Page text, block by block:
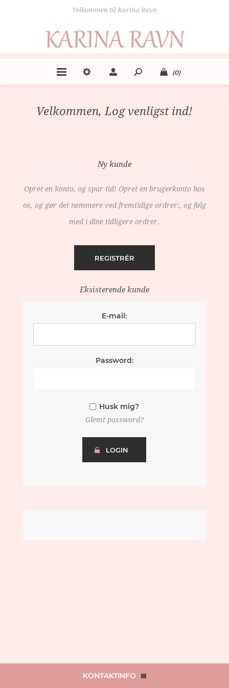
Velkommen til Karina Ravn
(0)
Velkommen, Log venligst ind!
Ny kunde
Opret en konto, og spar tid! Opret en brugerkonto hos
os, og gør det nemmere ved fremtidige ordrer:, og følg
med i dine tidligere ordrer.
Eksisterende kunde
E-mail:
Password:
Husk mig?
Glemt password?
KONTAKTINFO